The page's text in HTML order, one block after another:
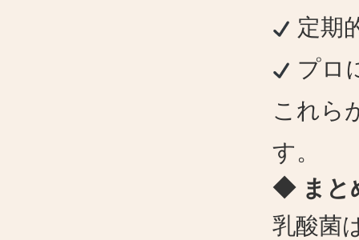
定期
プロ
これら
す。
◆ まと
乳酸菌